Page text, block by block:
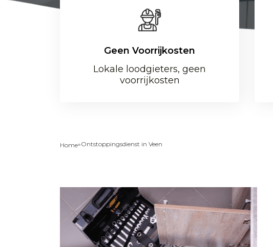
Geen Voorrijkosten
Lokale loodgieters, geen
voorrijkosten
Home»Ontstoppingsdienst in Veen